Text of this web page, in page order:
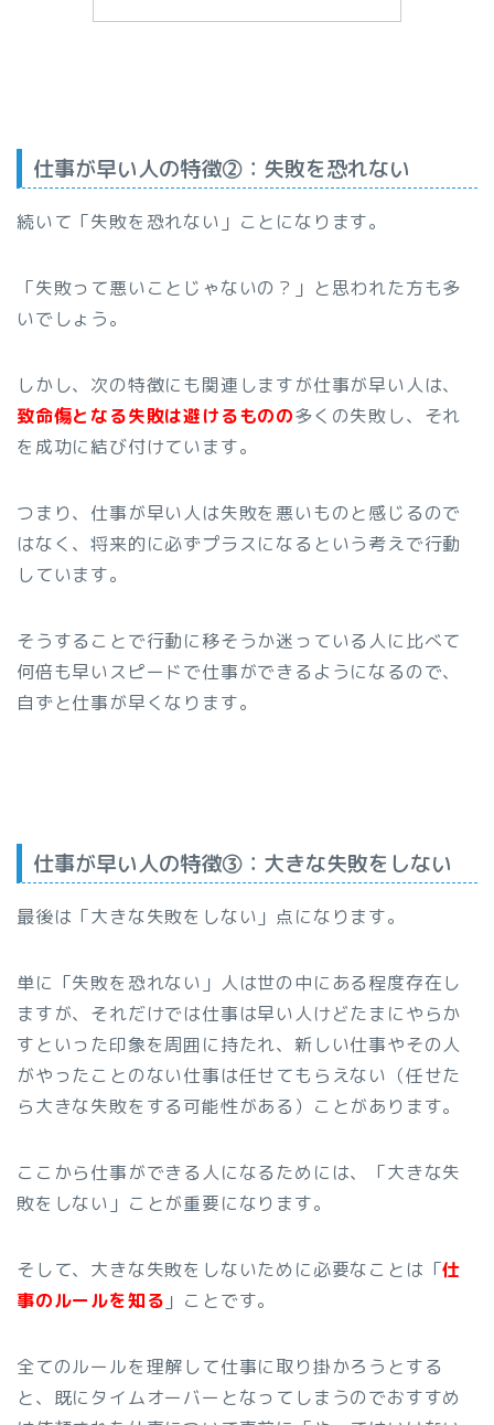
仕事が早い人の特徴②：失敗を恐れない
続いて「失敗を恐れない」ことになります。
「失敗って悪いことじゃないの？」と思われた方も多
いでしょう。
しかし、次の特徴にも関連しますが仕事が早い人は、
致命傷となる失敗は避けるものの多くの失敗し、それ
を成功に結び付けています。
つまり、仕事が早い人は失敗を悪いものと感じるので
はなく、将来的に必ずプラスになるという考えで行動
しています。
そうすることで行動に移そうか迷っている人に比べて
何倍も早いスピードで仕事ができるようになるので、
自ずと仕事が早くなります。
仕事が早い人の特徴③：大きな失敗をしない
最後は「大きな失敗をしない」点になります。
単に「失敗を恐れない」人は世の中にある程度存在し
ますが、それだけでは仕事は早い人けどたまにやらか
すといった印象を周囲に持たれ、新しい仕事やその人
がやったことのない仕事は任せてもらえない（任せた
ら大きな失敗をする可能性がある）ことがあります。
ここから仕事ができる人になるためには、「大きな失
敗をしない」ことが重要になります。
そして、大きな失敗をしないために必要なことは「仕
事のルールを知る 」ことです。
全てのルールを理解して仕事に取り掛かろうとする
と、既にタイムオーバーとなってしまうのでおすすめ